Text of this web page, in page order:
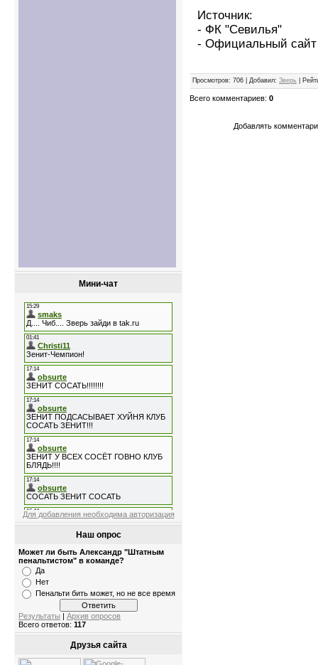
Мини-чат
Для добавления необходима авторизация
Наш опрос
Может ли быть Александр "Штатным
пенальтистом" в команде?
Да
Нет
Пенальти бить может, но не все время
Результаты | Архив опросов
Всего ответов: 117
Друзья сайта
Источник:
- ФК "Севилья"
- Официальный
Просмотров: 706 | Добавил: Зверь
Всего комментариев: 0
Добавлять